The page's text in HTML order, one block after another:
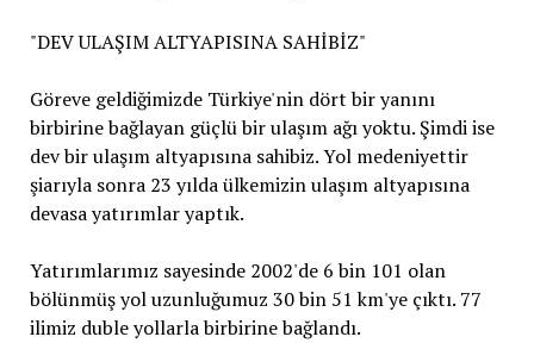
"DEV ULAŞIM ALTYAPISINA SAHİBİZ"
Göreve geldiğimizde Türkiye'nin dört bir yanını
birbirine bağlayan güçlü bir ulaşım ağı yoktu. Şimdi ise
dev bir ulaşım altyapısına sahibiz. Yol medeniyettir
şiarıyla sonra 23 yılda ülkemizin ulaşım altyapısına
devasa yatırımlar yaptık.
Yatırımlarımız sayesinde 2002'de 6 bin 101 olan
bölünmüş yol uzunluğumuz 30 bin 51 km'ye çıktı. 77
ilimiz duble yollarla birbirine bağlandı.